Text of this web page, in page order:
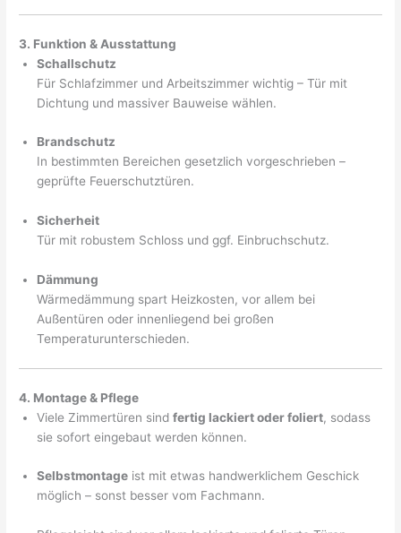
3. Funktion & Ausstattung
Schallschutz
Für Schlafzimmer und Arbeitszimmer wichtig – Tür mit
Dichtung und massiver Bauweise wählen.
Brandschutz
In bestimmten Bereichen gesetzlich vorgeschrieben –
geprüfte Feuerschutztüren.
Sicherheit
Tür mit robustem Schloss und ggf. Einbruchschutz.
Dämmung
Wärmedämmung spart Heizkosten, vor allem bei
Außentüren oder innenliegend bei großen
Temperaturunterschieden.
4. Montage & Pflege
Viele Zimmertüren sindfertig lackiert oder foliert, sodass
sie sofort eingebaut werden können.
Selbstmontage ist mit etwas handwerklichem Geschick
möglich – sonst besser vom Fachmann.